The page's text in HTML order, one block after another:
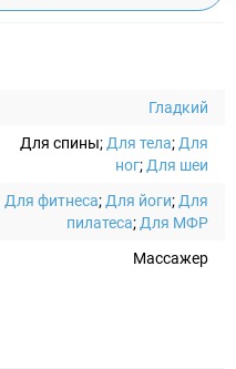
Гладкий
Для спины; Для тела; Для
ног; Для шеи
Для фитнеса; Для йоги; Для
пилатеса; Для МФР
Массажер